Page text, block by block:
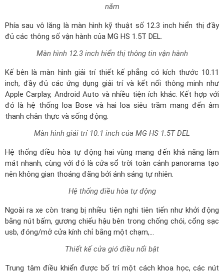
nắm
Phía sau vô lăng là màn hình kỹ thuật số 12.3 inch hiển thị đầy
đủ các thông số vận hành của MG HS 1.5T DEL.
Màn hình 12.3 inch hiển thị thông tin vận hành
Kế bên là màn hình giải trí thiết kế phẳng có kích thước 10.11
inch, đầy đủ các ứng dụng giải trí và kết nối thông minh như
Apple Carplay, Android Auto và nhiều tiện ích khác. Kết hợp với
đó là hệ thống loa Bose và hai loa siêu trầm mang đến âm
thanh chân thực và sống động.
Màn hình giải trí 10.1 inch của MG HS 1.5T DEL
Hệ thống điều hòa tự động hai vùng mang đến khả năng làm
mát nhanh, cùng với đó là cửa sổ trời toàn cảnh panorama tạo
nên không gian thoáng đãng bởi ánh sáng tự nhiên.
Hệ thống điều hòa tự động
Ngoài ra xe còn trang bị nhiều tiện nghi tiên tiến như khởi động
bằng nút bấm, gương chiếu hậu bên trong chống chói, cổng sạc
usb, đóng/mở cửa kính chỉ bằng một chạm,...
Thiết kế cửa gió điều nổi bật
Trung tâm điều khiển được bố trí một cách khoa học, các nút